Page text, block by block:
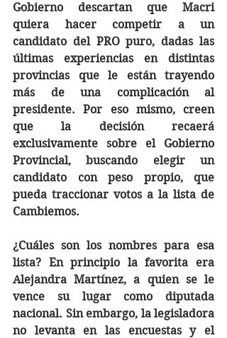
Gobierno descartan que Macri
quiera hacer competir a un
candidato del PRO puro, dadas las
últimas experiencias en distintas
provincias que le están trayendo
más de una complicación al
presidente. Por eso mismo, creen
que la decisión recaerá
exclusivamente sobre el Gobierno
Provincial, buscando elegir un
candidato con peso propio, que
pueda traccionar votos a la lista de
Cambiemos.
¿Cuáles son los nombres para esa
lista? En principio la favorita era
Alejandra Martínez, a quien se le
vence su lugar como diputada
nacional. Sin embargo, la legisladora
no levanta en las encuestas y el